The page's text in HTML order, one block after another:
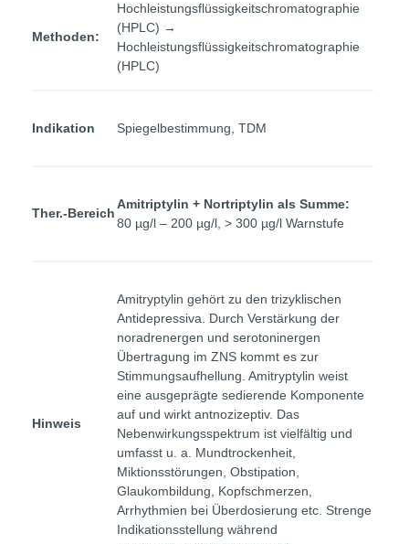
Methoden:
Hochleistungsflüssigkeitschromatographie
(HPLC) →
Hochleistungsflüssigkeitschromatographie
(HPLC)
Indikation Spiegelbestimmung, TDM
Ther.-Bereich
Amitriptylin + Nortriptylin als Summe:
80 µg/l – 200 µg/l, > 300 µg/l Warnstufe
Hinweis
Amitryptylin gehört zu den trizyklischen
Antidepressiva. Durch Verstärkung der
noradrenergen und serotoninergen
Übertragung im ZNS kommt es zur
Stimmungsaufhellung. Amitryptylin weist
eine ausgeprägte sedierende Komponente
auf und wirkt antnozizeptiv. Das
Nebenwirkungsspektrum ist vielfältig und
umfasst u. a. Mundtrockenheit,
Miktionsstörungen, Obstipation,
Glaukombildung, Kopfschmerzen,
Arrhythmien bei Überdosierung etc. Strenge
Indikationsstellung während